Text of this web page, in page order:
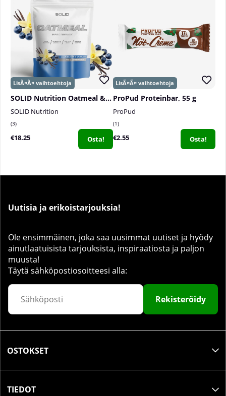
SOLID Nutrition Oatmeal & Protein Mix, 750 g
SOLID Nutrition
3
€18.25 Osta!
ProPud Proteinbar, 55 g
ProPud
1
€2.55 Osta!
Uutisia ja erikoistarjouksia!
Ole ensimmäinen, joka saa uusimmat uutiset ja hyödy
ainutlaatuisista tarjouksista, inspiraatiosta ja paljon
muusta!
Täytä sähköpostiosoitteesi alla:
Rekisteröidy
OSTOKSET
TIEDOT